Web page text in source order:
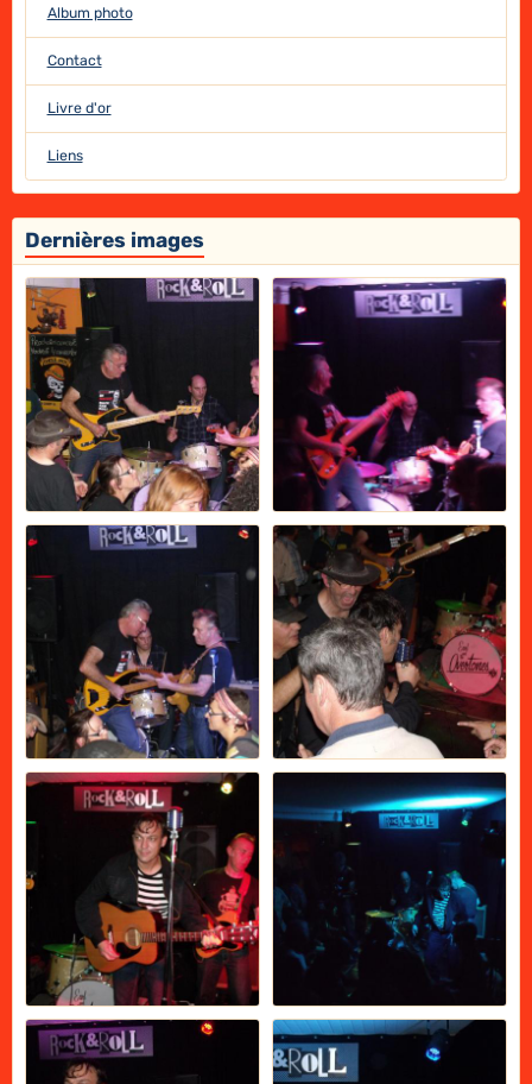
Album photo
Contact
Livre d'or
Liens
Dernières images